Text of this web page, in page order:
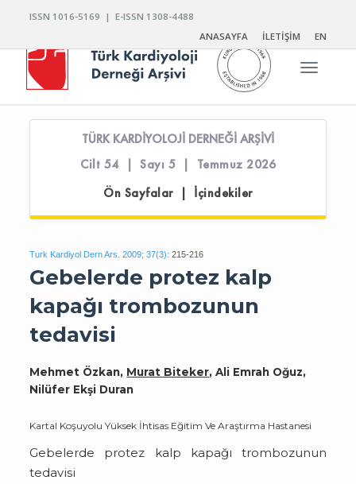
ISSN 1016-5169 | E-ISSN 1308-4488
ANASAYFA
İLETİŞİM EN
Toggle
TÜRK KARDİYOLOJİ DERNEĞİ ARŞİVİ
Cilt 54 | Sayı 5 | Temmuz 2026
Ön Sayfalar | İçindekiler
Turk Kardiyol Dern Ars. 2009; 37(3): 215-216
Gebelerde protez kalp
kapağı trombozunun
tedavisi
Mehmet Özkan, Murat Biteker, Ali Emrah Oğuz,
Nilüfer Ekşi Duran
Kartal Koşuyolu Yüksek İhtisas Eğitim Ve Araştırma Hastanesi
Gebelerde protez kalp kapağı trombozunun
tedavisi